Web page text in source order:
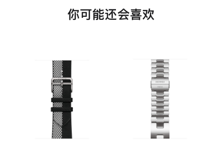
你可能还会喜欢